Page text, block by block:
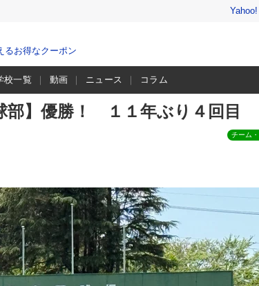
るお得なクーポン
校一覧 動画 ニュース コラム
部】優勝！ １１年ぶり４回目
チーム